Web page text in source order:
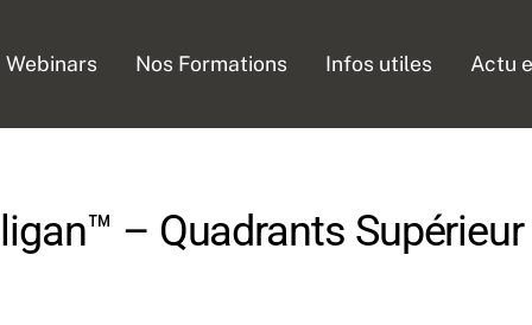
Webinars Nos Formations Infos utiles Actu
– Quadrants Supérieur